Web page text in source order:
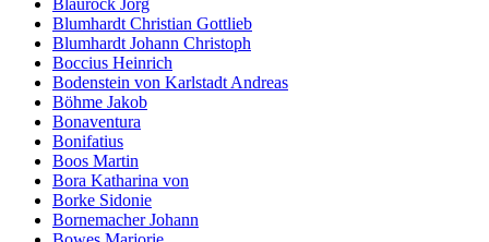
Blumhardt Christian Gottlieb
Blumhardt Johann Christoph
Boccius Heinrich
Bodenstein von Karlstadt Andreas
Böhme Jakob
Bonaventura
Bonifatius
Boos Martin
Bora Katharina von
Borke Sidonie
Bornemacher Johann